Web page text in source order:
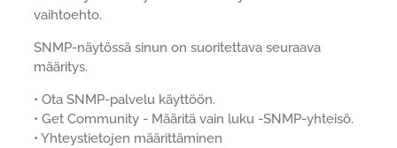
vaihtoehto.
SNMP-näytössä sinun on suoritettava seuraava
määritys.
• Ota SNMP-palvelu käyttöön.
• Get Community - Määritä vain luku -SNMP-yhteisö.
• Yhteystietojen määrittäminen